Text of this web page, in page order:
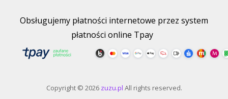
Obsługujemy płatności internetowe przez system
płatności online Tpay
Copyright © 2026 zuzu.pl All rights reserved.